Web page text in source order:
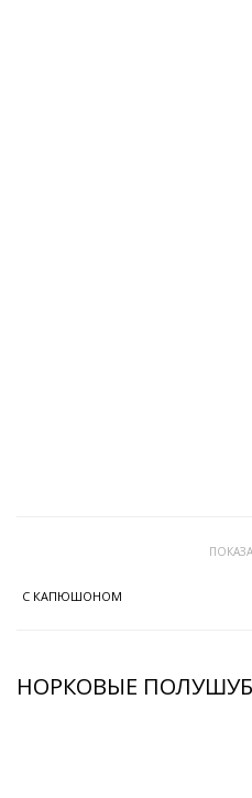
С КАПЮШОНОМ
НОРКОВЫЕ